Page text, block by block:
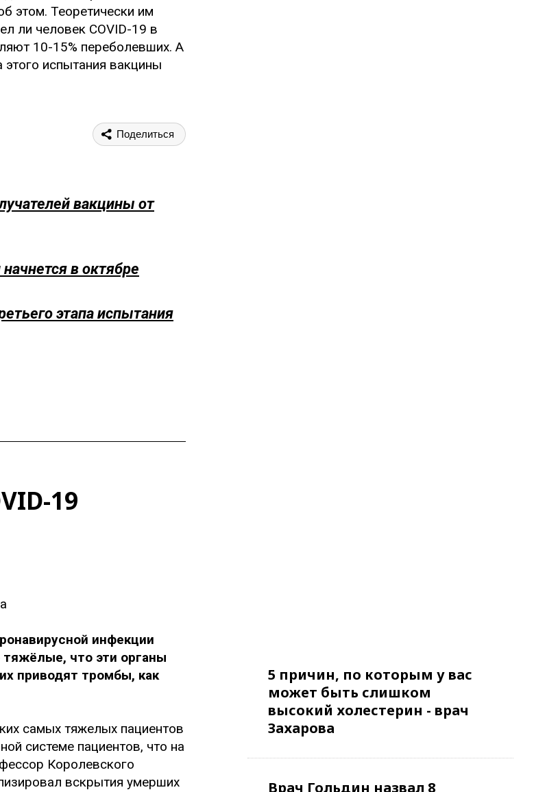
этом. Теоретически им
ли человек COVID-19 в
10-15% переболевших. А
испытания вакцины
Поделиться
вакцины от
в октябре
этапа испытания
19
инфекции
что эти органы
приводят тромбы, как
самых тяжелых пациентов
системе пациентов, что на
Королевского
вскрытия умерших
5 причин, по которым у вас
может быть слишком
высокий холестерин - врач
Захарова
Врач Гольдин назвал 8